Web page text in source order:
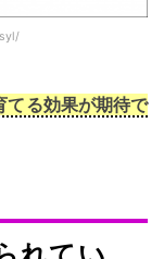
てる効果が期待で